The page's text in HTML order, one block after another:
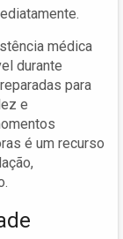
médica
durante
para
e
é um recurso